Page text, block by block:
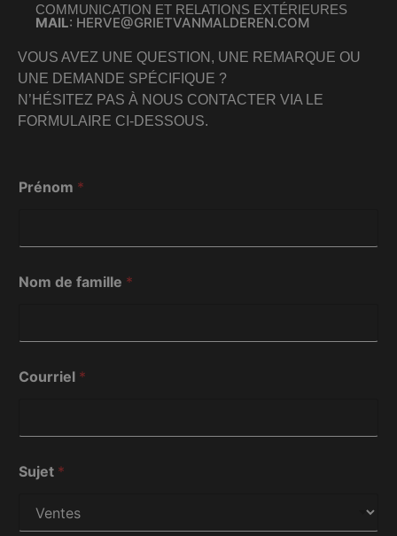
COMMUNICATION ET RELATIONS EXTÉRIEURES
MAIL: HERVE@GRIETVANMALDEREN.COM
VOUS AVEZ UNE QUESTION, UNE REMARQUE OU
UNE DEMANDE SPÉCIFIQUE ?
N’HÉSITEZ PAS À NOUS CONTACTER VIA LE
FORMULAIRE CI-DESSOUS.
e
é
o
m
u
r
Prénom *
Nom de famille *
Courriel *
Sujet *